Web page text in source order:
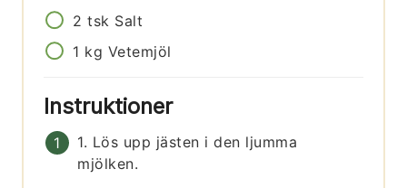
2 tsk Salt
1 kg Vetemjöl
Instruktioner
1. Lös upp jästen i den ljumma
mjölken.